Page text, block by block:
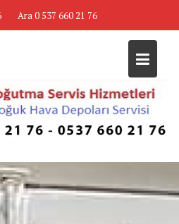
Ara 0 537 660 21 76